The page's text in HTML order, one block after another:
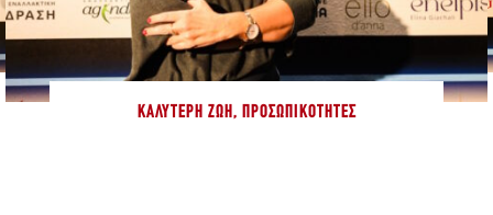
ΚΑΛΎΤΕΡΗ ΖΩΉ, ΠΡΟΣΩΠΙΚΌΤΗΤΕΣ